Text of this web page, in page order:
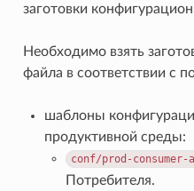
заготовки
Необходимо взять
файла в соответствии с
шаблоны
продуктивной среды:
conf/prod-
Потребителя.